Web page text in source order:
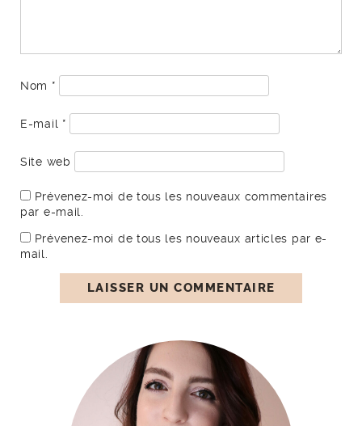
Nom *
E-mail *
Site web
Prévenez-moi de tous les nouveaux commentaires
par e-mail.
Prévenez-moi de tous les nouveaux articles par e-
mail.